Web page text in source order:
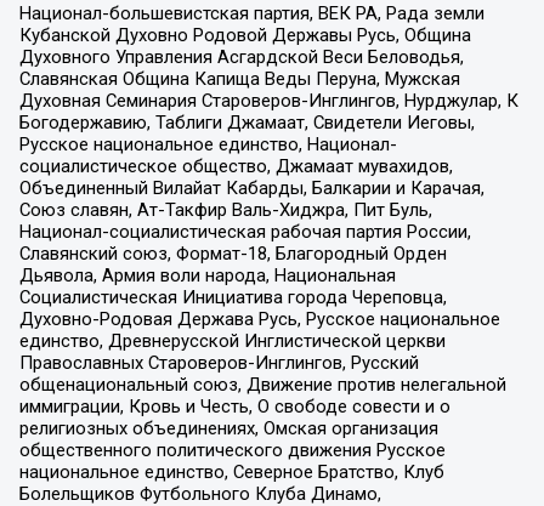
Национал-большевистская партия, ВЕК РА, Рада земли
Кубанской Духовно Родовой Державы Русь, Община
Духовного Управления Асгардской Веси Беловодья,
Славянская Община Капища Веды Перуна, Мужская
Духовная Семинария Староверов-Инглингов, Нурджулар, К
Богодержавию, Таблиги Джамаат, Свидетели Иеговы,
Русское национальное единство, Национал-
социалистическое общество, Джамаат мувахидов,
Объединенный Вилайат Кабарды, Балкарии и Карачая,
Союз славян, Ат-Такфир Валь-Хиджра, Пит Буль,
Национал-социалистическая рабочая партия России,
Славянский союз, Формат-18, Благородный Орден
Дьявола, Армия воли народа, Национальная
Социалистическая Инициатива города Череповца,
Духовно-Родовая Держава Русь, Русское национальное
единство, Древнерусской Инглистической церкви
Православных Староверов-Инглингов, Русский
общенациональный союз, Движение против нелегальной
иммиграции, Кровь и Честь, О свободе совести и о
религиозных объединениях, Омская организация
общественного политического движения Русское
национальное единство, Северное Братство, Клуб
Болельщиков Футбольного Клуба Динамо,